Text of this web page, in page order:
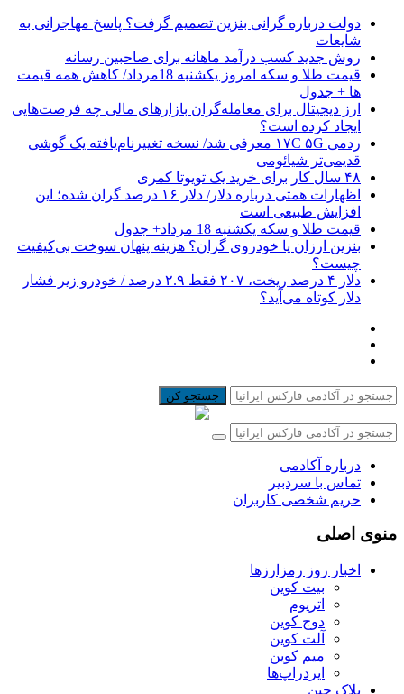
دولت درباره گرانی بنزین تصمیم گرفت؟ پاسخ مهاجرانی به
شایعات
روش جدید کسب درآمد ماهانه برای صاحبین رسانه
قیمت طلا و سکه امروز یکشنبه 18مرداد/ کاهش همه قیمت
ها + جدول
ارز دیجیتال برای معامله‌گران بازارهای مالی چه فرصت‌هایی
ایجاد کرده است؟
ردمی ۱۷C ۵G معرفی شد/ نسخه تغییرنام‌یافته یک گوشی
قدیمی‌تر شیائومی
۴۸ سال کار برای خرید یک تویوتا کمری
اظهارات همتی درباره دلار/ دلار ۱۶ درصد گران شده؛ این
افزایش طبیعی است
قیمت طلا و سکه یکشنبه 18 مرداد+ جدول
بنزین ارزان یا خودروی گران؟ هزینه پنهان سوخت بی‌کیفیت
چیست؟
دلار ۴ درصد ریخت، ۲۰۷ فقط ۲.۹ درصد / خودرو زیر فشار
دلار کوتاه می‌آید؟
جستجو کن
درباره آکادمی
تماس با سردبیر
حریم شخصی کاربران
منوی اصلی
اخبار روز رمزارزها
بیت کوین
اتریوم
دوج کوین
آلت کوین
میم کوین‌
ایردراپ‌ها
بلاک چین